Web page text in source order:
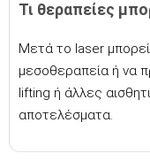
Τι θεραπείες
Μετά το laser
μεσοθεραπεία ή να
lifting ή άλλες
αποτελέσματα.